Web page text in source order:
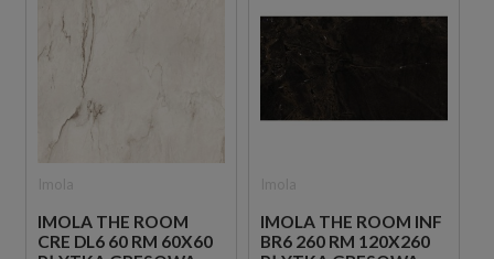
IMOLA THE ROOM
CRE DL6 60 RM 60X60
IMOLA THE ROOM INF
BR6 260 RM 120X260